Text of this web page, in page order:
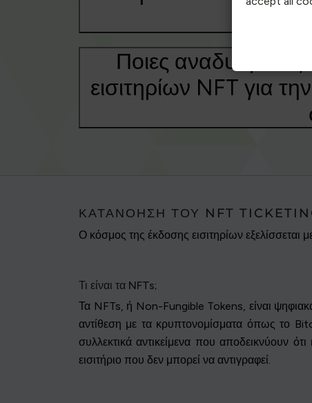
Ποιες
εισιτηρίων NFT για
ΚΑΤΑΝΌΗΣΗ ΤΟΥ NFT
Ο κόσμος της έκδοσης εισιτηρίων
Τι είναι τα NFTs;
Τα NFTs, ή Non-Fungible Tokens, είναι
αντίθεση με τα κρυπτονομίσματα όπως το
συλλεκτικά αντικείμενα που αποδεικνύουν
εισιτήριο που δεν μπορεί να αντιγραφεί.